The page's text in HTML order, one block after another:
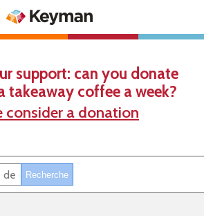
support: can you donate
takeaway coffee a week?
consider a donation